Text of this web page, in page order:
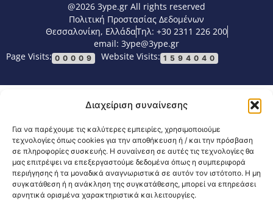
Διαχείριση συναίνεσης
Για να παρέχουμε τις καλύτερες εμπειρίες, χρησιμοποιούμε
τεχνολογίες όπως cookies για την αποθήκευση ή / και την πρόσβαση
σε πληροφορίες συσκευής. Η συναίνεση σε αυτές τις τεχνολογίες θα
μας επιτρέψει να επεξεργαστούμε δεδομένα όπως η συμπεριφορά
περιήγησης ή τα μοναδικά αναγνωριστικά σε αυτόν τον ιστότοπο. Η μη
συγκατάθεση ή η ανάκληση της συγκατάθεσης, μπορεί να επηρεάσει
αρνητικά ορισμένα χαρακτηριστικά και λειτουργίες.
@2026 3ype.gr All rights reserved
Πολιτική Προστασίας Δεδομένων
Θεσσαλονίκη, ΕλλάδαΤηλ: +30 2311 226 200
email: 3ype@3ype.gr
Page Visits: 00009 Website Visits: 1594040